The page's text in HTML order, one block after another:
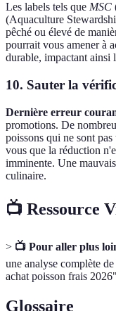
Les labels tels que MSC
(Aquaculture
pêché ou élevé de
pourrait vous amener à
durable, impactant ainsi
10. Sauter la
Dernière erreur
promotions. De
poissons qui ne sont
vous que la réduction
imminente. Une
culinaire.
📺 Ressource
> 📺 Pour aller plus
une analyse complète
achat poisson frais
Glossaire